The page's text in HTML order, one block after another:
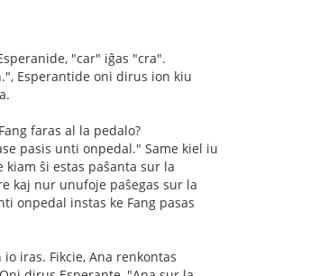
"car" iĝas "cra".
Esperantide oni dirus ion kiu
faras al la pedalo?
pasis unti onpedal." Same kiel iu
kiam ŝi estas paŝanta sur la
kaj nur unufoje paŝegas sur la
onpedal instas ke Fang pasas
iras. Fikcie, Ana renkontas